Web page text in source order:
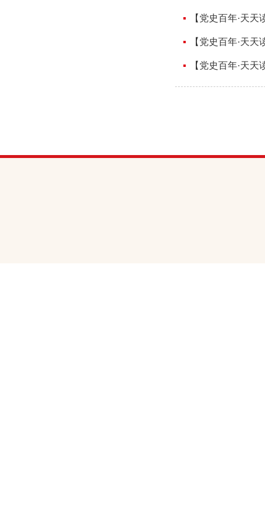
【党史百年·天天
【党史百年·天天
【党史百年·天天